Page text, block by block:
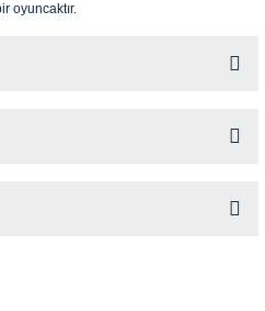
oyuncaktır.
soru sorulmamış.
kullanarak tarafımıza